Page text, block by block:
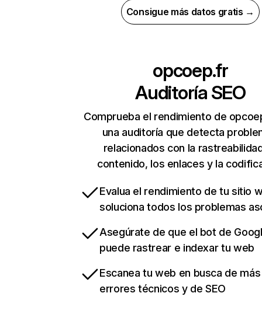
Consigue más datos gratis →
opcoep.fr
Auditoría SEO
Comprueba el rendimiento de
una auditoría que detecta
relacionados con la
contenido, los enlaces y la
Evalua el rendimiento de tu sitio
soluciona todos los problemas
Asegúrate de que el bot de
puede rastrear e indexar tu web
Escanea tu web en busca de
errores técnicos y de SEO